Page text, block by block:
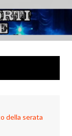
Distorti
della serata